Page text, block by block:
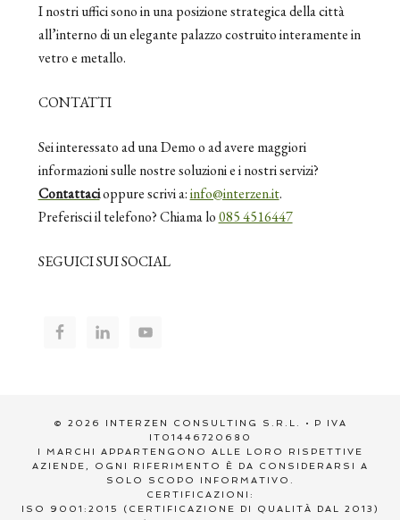
I nostri uffici sono in una posizione strategica della città
all’interno di un elegante palazzo costruito interamente in
vetro e metallo.
CONTATTI
Sei interessato ad una Demo o ad avere maggiori
informazioni sulle nostre soluzioni e i nostri servizi?
Contattacioppure scrivi a:info@interzen.it.
Preferisci il telefono? Chiama lo085 4516447
SEGUICI SUI SOCIAL
© 2026 INTERZEN CONSULTING S.R.L. • P IVA
IT01446720680
I MARCHI APPARTENGONO ALLE LORO RISPETTIVE
AZIENDE, OGNI RIFERIMENTO È DA CONSIDERARSI A
SOLO SCOPO INFORMATIVO.
CERTIFICAZIONI:
ISO 9001:2015 (CERTIFICAZIONE DI QUALITÀ DAL 2013)